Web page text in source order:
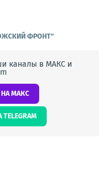
ФРОНТ"
каналы в МАКС и
МАКС